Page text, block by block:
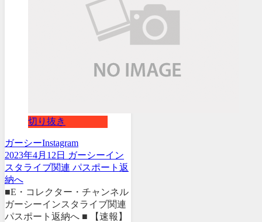
切り抜き
ガーシーInstagram
2023年4月12日 ガーシーイン
スタライブ関連 パスポート返
納へ
■E・コレクター・チャンネル
ガーシーインスタライブ関連
パスポート返納へ ■ 【速報】